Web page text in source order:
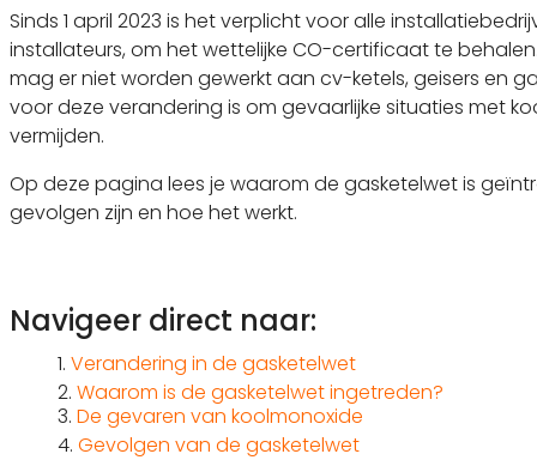
Sinds 1 april 2023 is het verplicht voor alle
installateurs, om het wettelijke CO-certificaat te
mag er niet worden gewerkt aan cv-ketels, geisers en
voor deze verandering is om gevaarlijke situaties met
vermijden.
Op deze pagina lees je waarom de gasketelwet is
gevolgen zijn en hoe het werkt.
Navigeer direct naar:
1. Verandering in de gasketelwet
2. Waarom is de gasketelwet ingetreden?
3. De gevaren van koolmonoxide
4. Gevolgen van de gasketelwet